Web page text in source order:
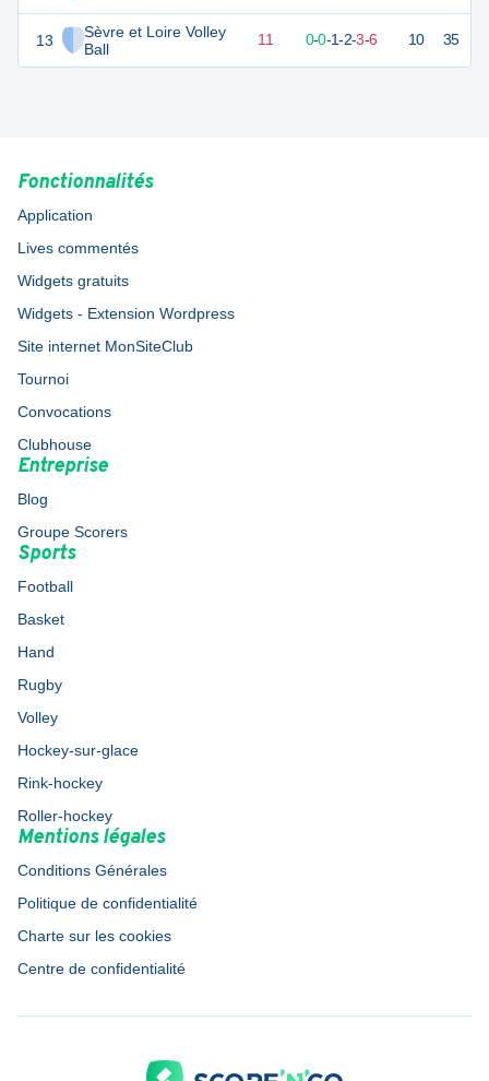
13
Sèvre et Loire Volley
Ball
4 12 11 0-0-1-2-3-6 10 35
Fonctionnalités
Application
Lives commentés
Widgets gratuits
Widgets - Extension Wordpress
Site internet MonSiteClub
Tournoi
Convocations
Clubhouse
Entreprise
Blog
Groupe Scorers
Sports
Football
Basket
Hand
Rugby
Volley
Hockey-sur-glace
Rink-hockey
Roller-hockey
Mentions légales
Conditions Générales
Politique de confidentialité
Charte sur les cookies
Centre de confidentialité